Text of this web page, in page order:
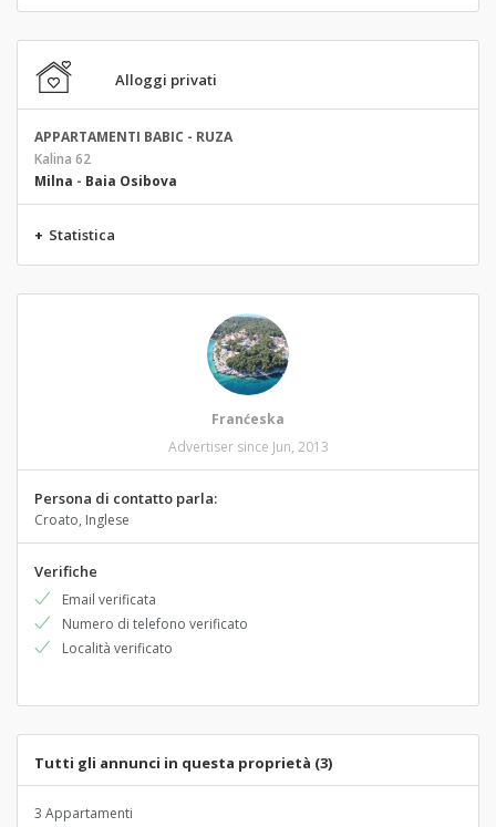
Alloggi privati
APPARTAMENTI BABIC - RUZA
Kalina 62
Milna - Baia Osibova
+ Statistica
Franćeska
Advertiser since Jun, 2013
Persona di contatto parla:
Croato, Inglese
Verifiche
Email verificata
Numero di telefono verificato
Località verificato
Tutti gli annunci in questa proprietà (3)
3 Appartamenti